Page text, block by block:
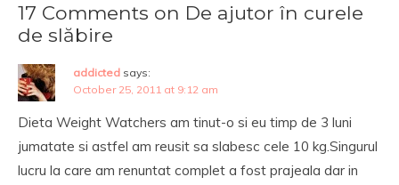
17 Comments on De ajutor în curele
de slăbire
addicted says:
October 25, 2011 at 9:12 am
Dieta Weight Watchers am tinut-o si eu timp de 3 luni
jumatate si astfel am reusit sa slabesc cele 10 kg.Singurul
lucru la care am renuntat complet a fost prajeala dar in